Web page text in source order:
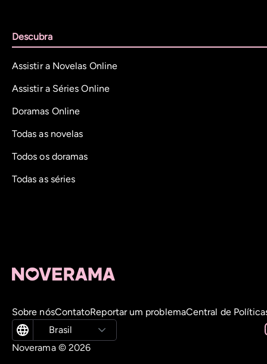
Descubra
Assistir a Novelas Online
Assistir a Séries Online
Doramas Online
Todas as novelas
Todos os doramas
Todas as séries
Sobre nósContatoReportar um problemaCentral de
Brasil
Noverama © 2026